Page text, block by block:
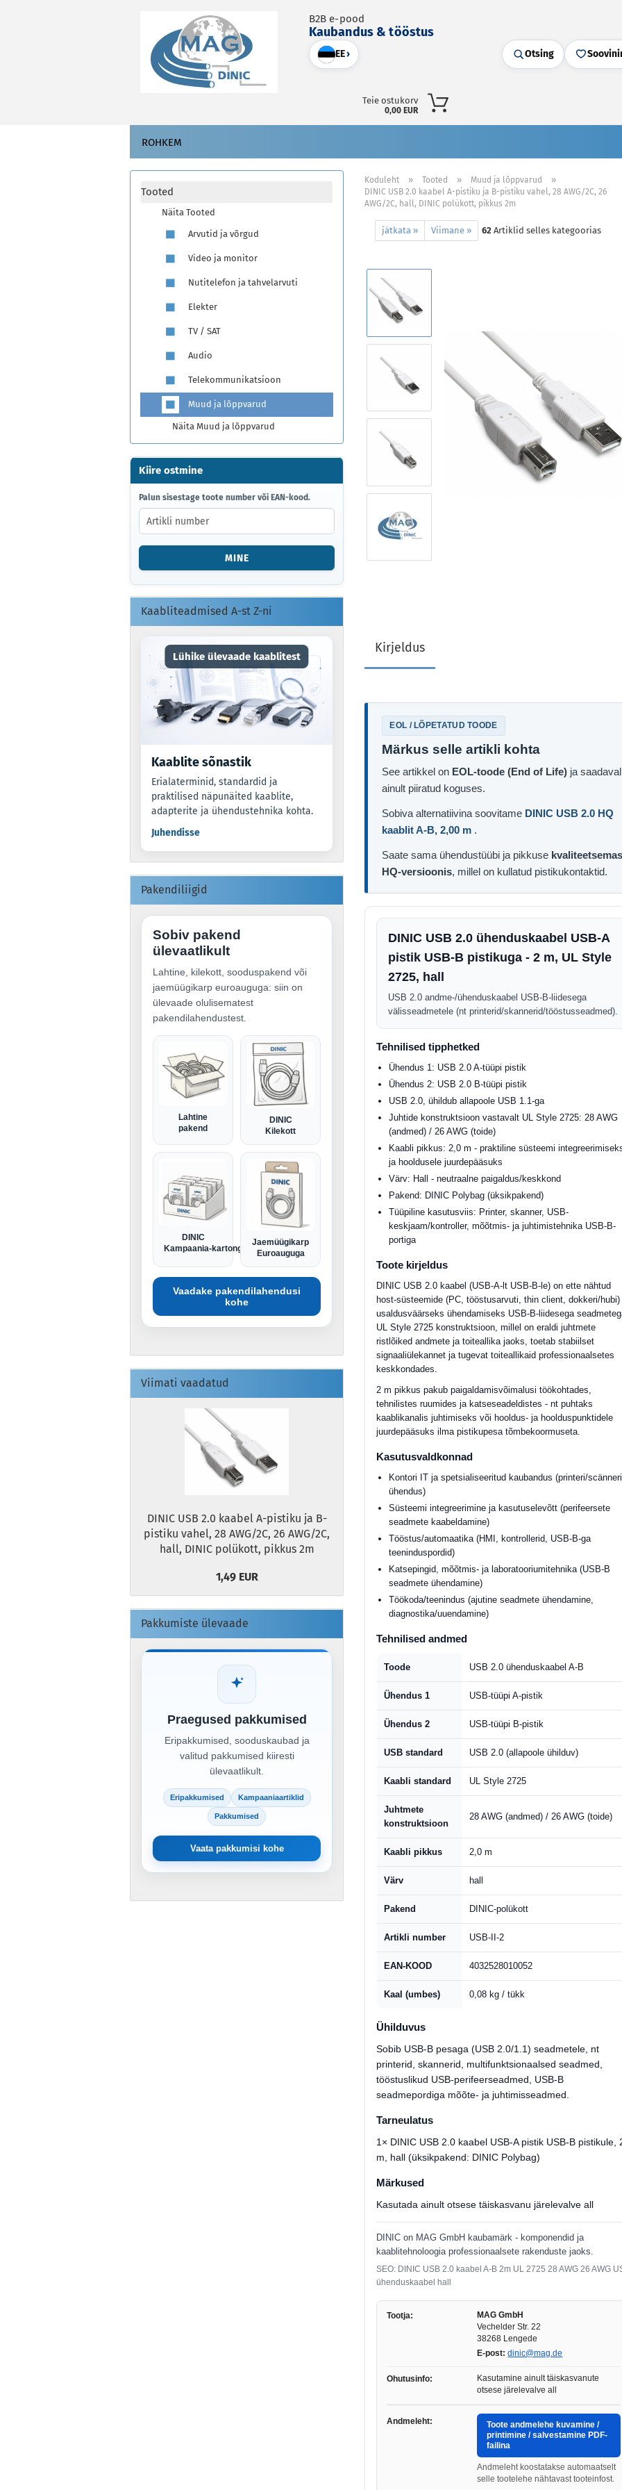
B2B e-pood
Kaubandus & tööstus
EE› Otsing
Teie ostukorv
0,00 EUR
ROHKEM
Koduleht » Tooted » Muud ja lõppvarud »
DINIC USB 2.0 kaabel A-pistiku ja B-pistiku vahel, 28 AWG/2C, 26
AWG/2C, hall, DINIC polükott, pikkus 2m
jätkata » Viimane » 62 Artiklid selles kategoorias
Kirjeldus
EOL / LÕPETATUD TOODE
Märkus selle artikli kohta
See artikkel on EOL-toode (End of Life) ja saadaval
ainult piiratud koguses.
Sobiva alternatiivina soovitame DINIC USB 2.0 HQ
kaablit A-B, 2,00 m .
Saate sama ühendustüübi ja pikkuse
HQ-versioonis, millel on kullatud pistikukontaktid.
DINIC USB 2.0 ühenduskaabel USB-A
pistik USB-B pistikuga - 2 m, UL Style
2725, hall
USB 2.0 andme-/ühenduskaabel USB-B-liidesega
välisseadmetele (nt printerid/skannerid/tööstusseadmed).
Tehnilised tipphetked
Ühendus 1: USB 2.0 A-tüüpi pistik
Ühendus 2: USB 2.0 B-tüüpi pistik
USB 2.0, ühildub allapoole USB 1.1-ga
Juhtide konstruktsioon vastavalt UL Style 2725: 28 AWG
(andmed) / 26 AWG (toide)
Kaabli pikkus: 2,0 m - praktiline süsteemi
ja hooldusele juurdepääsuks
Värv: Hall - neutraalne paigaldus/keskkond
Pakend: DINIC Polybag (üksikpakend)
Tüüpiline kasutusviis: Printer, skanner, USB-
keskjaam/kontroller, mõõtmis- ja juhtimistehnika USB-B-
portiga
Toote kirjeldus
DINIC USB 2.0 kaabel (USB-A-lt USB-B-le) on ette nähtud
host-süsteemide (PC, tööstusarvuti, thin client, dokkeri/hubi)
usaldusväärseks ühendamiseks USB-B-liidesega
UL Style 2725 konstruktsioon, millel on eraldi juhtmete
ristlõiked andmete ja toiteallika jaoks, toetab stabiilset
signaaliülekannet ja tugevat toiteallikaid professionaalsetes
keskkondades.
2 m pikkus pakub paigaldamisvõimalusi töökohtades,
tehnilistes ruumides ja katseseadeldistes - nt puhtaks
kaablikanalis juhtimiseks või hooldus- ja hoolduspunktidele
juurdepääsuks ilma pistikupesa tõmbekoormuseta.
Kasutusvaldkonnad
Kontori IT ja spetsialiseeritud kaubandus (printeri/scänneri
ühendus)
Süsteemi integreerimine ja kasutuselevõtt (perifeersete
seadmete kaabeldamine)
Tööstus/automaatika (HMI, kontrollerid, USB-B-ga
teeninduspordid)
Katsepingid, mõõtmis- ja laboratooriumitehnika (USB-B
seadmete ühendamine)
Töökoda/teenindus (ajutine seadmete ühendamine,
diagnostika/uuendamine)
Tehnilised andmed
Toode USB 2.0 ühenduskaabel A-B
Ühendus 1 USB-tüüpi A-pistik
Ühendus 2 USB-tüüpi B-pistik
USB standard USB 2.0 (allapoole ühilduv)
Kaabli standard UL Style 2725
Juhtmete
konstruktsioon
28 AWG (andmed) / 26 AWG (toide)
Kaabli pikkus 2,0 m
Värv hall
Pakend DINIC-polükott
Artikli number USB-II-2
EAN-KOOD 4032528010052
Kaal (umbes) 0,08 kg / tükk
Ühilduvus
Sobib USB-B pesaga (USB 2.0/1.1) seadmetele, nt
printerid, skannerid, multifunktsionaalsed seadmed,
tööstuslikud USB-perifeerseadmed, USB-B
seadmepordiga mõõte- ja juhtimisseadmed.
Tarneulatus
1× DINIC USB 2.0 kaabel USB-A pistik USB-B pistikule,
m, hall (üksikpakend: DINIC Polybag)
Märkused
Kasutada ainult otsese täiskasvanu järelevalve all
DINIC on MAG GmbH kaubamärk - komponendid ja
kaablitehnoloogia professionaalsete rakenduste jaoks.
SEO: DINIC USB 2.0 kaabel A-B 2m UL 2725 28 AWG 26 AWG
ühenduskaabel hall
Tootja:
MAG GmbH
Vechelder Str. 22
38268 Lengede
E-post: dinic@mag.de
Ohutusinfo:
Kasutamine ainult täiskasvanute
otsese järelevalve all
Andmeleht:
Toote andmelehe kuvamine /
printimine / salvestamine PDF-
failina
Andmeleht koostatakse automaatselt
selle tootelehe nähtavast tooteinfost.
Tooted
Näita Tooted
Arvutid ja võrgud
Video ja monitor
Nutitelefon ja tahvelarvuti
Elekter
TV / SAT
Audio
Telekommunikatsioon
Muud ja lõppvarud
Näita Muud ja lõppvarud
Kiire ostmine
PALUN
SISESTAGE
TOOTE
NUMBER
VÕI
KOOD.
Palun sisestage toote number või EAN-kood.
MINE
Kaabliteadmised A-st Z-ni
Lühike ülevaade kaablitest
Kaablite sõnastik
Erialaterminid, standardid ja
praktilised näpunäited kaablite,
adapterite ja ühendustehnika kohta.
Juhendisse
Pakendiliigid
Sobiv pakend
ülevaatlikult
Lahtine, kilekott, sooduspakend või
jaemüügikarp euroauguga: siin on
ülevaade olulisematest
pakendilahendustest.
Lahtine
pakend
DINIC
Kilekott
DINIC
Kampaania-kartong
Jaemüügikarp
Euroauguga
Vaadake pakendilahendusi
kohe
Viimati vaadatud
DINIC USB 2.0 kaabel A-pistiku ja B-
pistiku vahel, 28 AWG/2C, 26 AWG/2C,
hall, DINIC polükott, pikkus 2m
1,49 EUR
Pakkumiste ülevaade
Praegused pakkumised
Eripakkumised, sooduskaubad ja
valitud pakkumised kiiresti
ülevaatlikult.
Eripakkumised Kampaaniaartiklid
Pakkumised
Vaata pakkumisi kohe